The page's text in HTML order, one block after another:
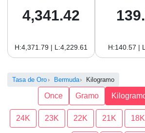
4,341.42
H:4,371.79 | L:4,229.61 H:140.57 |
Tasa de Oro Bermuda Kilogramo
Once Gramo
24K 23K 22K 21K 18K